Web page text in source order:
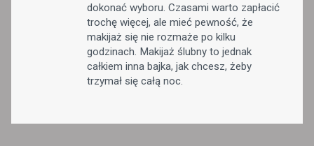
dokonać wyboru. Czasami warto zapłacić
trochę więcej, ale mieć pewność, że
makijaż się nie rozmaże po kilku
godzinach. Makijaż ślubny to jednak
całkiem inna bajka, jak chcesz, żeby
trzymał się całą noc.